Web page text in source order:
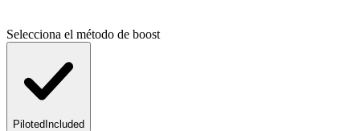
Selecciona el método de boost
Piloted Included